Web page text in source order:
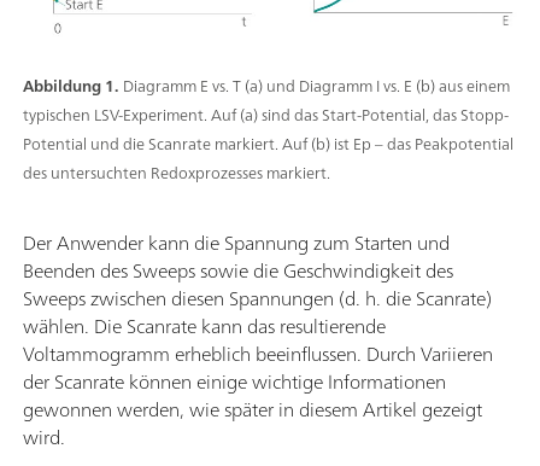
Abbildung 1. Diagramm E vs. T (a) und Diagramm I vs. E (b) aus einem
typischen LSV-Experiment. Auf (a) sind das Start-Potential, das Stopp-
Potential und die Scanrate markiert. Auf (b) ist Ep – das Peakpotential
des untersuchten Redoxprozesses markiert.
Der Anwender kann die Spannung zum Starten und
Beenden des Sweeps sowie die Geschwindigkeit des
Sweeps zwischen diesen Spannungen (d. h. die Scanrate)
wählen. Die Scanrate kann das resultierende
Voltammogramm erheblich beeinflussen. Durch Variieren
der Scanrate können einige wichtige Informationen
gewonnen werden, wie später in diesem Artikel gezeigt
wird.